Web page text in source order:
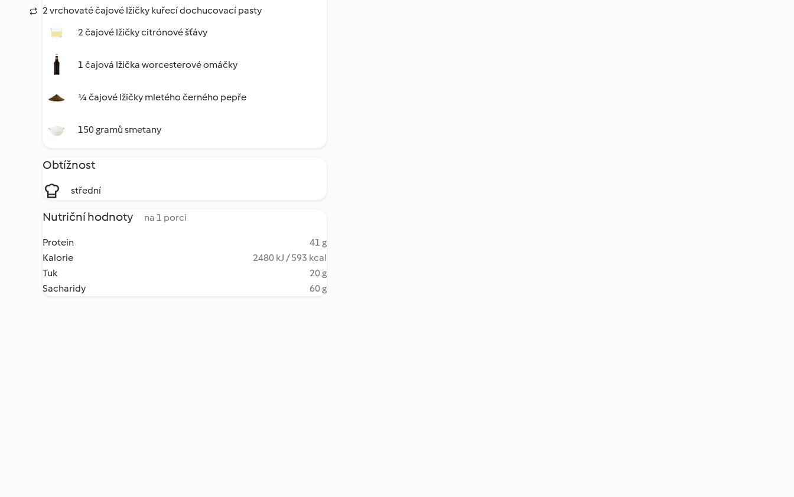
2 vrchovaté čajové lžičky kuřecí dochucovací pasty
2 čajové lžičky citrónové šťávy
1 čajová lžička worcesterové omáčky
¼ čajové lžičky mletého černého pepře
150 gramů smetany
Obtížnost
střední
Nutriční hodnoty na 1 porci
Protein
41 g
Kalorie
2480 kJ / 593 kcal
Tuk
20 g
Sacharidy
60 g